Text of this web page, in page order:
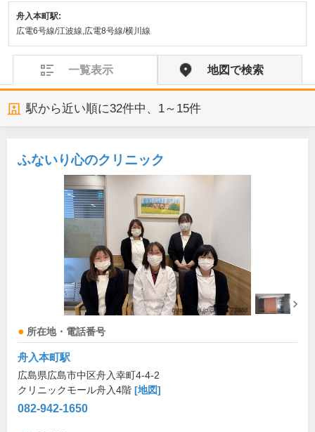
舟入本町駅:
広電6号線/江波線,広電8号線/横川線
一覧表示 地図で検索
駅から近い順に32件中、 1～15件
ふないり心のクリニック
所在地・電話番号
舟入本町駅
広島県広島市中区舟入幸町4-4-2
クリニックモール舟入4階 [地図]
082-942-1650